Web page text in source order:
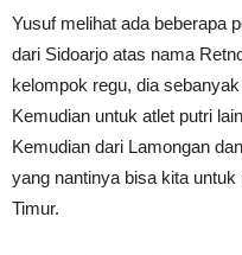
Yusuf melihat ada beberapa
dari Sidoarjo atas nama
kelompok regu, dia
Kemudian untuk atlet putri
Kemudian dari Lamongan
yang nantinya bisa kita
Timur.